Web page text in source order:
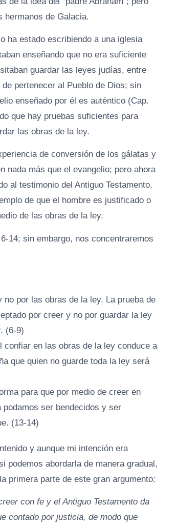
hermanos de Galacia.
ha estado escribiendo a una iglesia
enseñando que no era suficiente
guardar las leyes judías, entre
pertenecer al Pueblo de Dios; sin
enseñado por él es auténtico (Cap.
que hay pruebas suficientes para
las obras de la ley.
de conversión de los gálatas y
nada más que el evangelio; pero ahora
al testimonio del Antiguo Testamento,
de que el hombre es justificado o
de las obras de la ley.
14; sin embargo, nos concentraremos
por las obras de la ley. La prueba de
por creer y no por guardar la ley
(6-9)
en las obras de la ley conduce a
que quien no guarde toda la ley será
para que por medio de creer en
ser bendecidos y ser
(13-14)
y aunque mi intención era
podemos abordarla de manera gradual,
primera parte de este gran argumento:
con fe y el Antiguo Testamento da
contado por justicia, de modo que